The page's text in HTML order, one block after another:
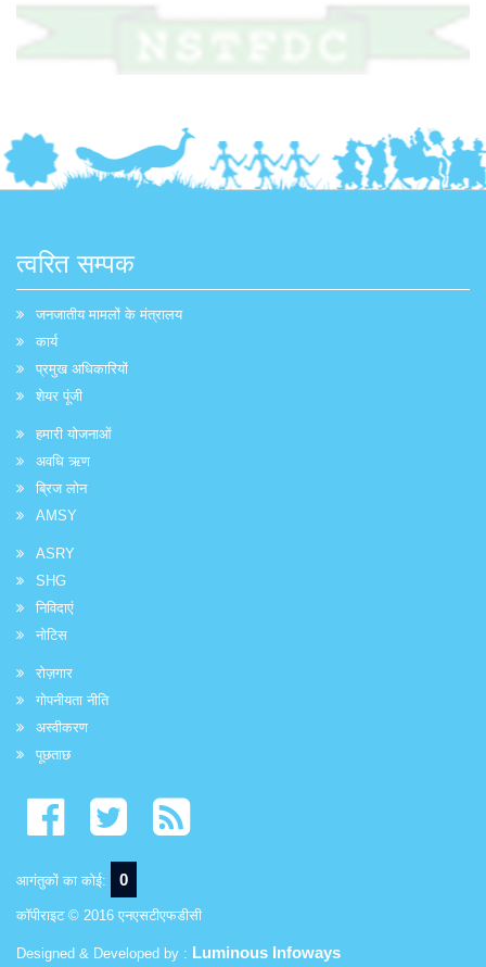
त्वरित सम्पक
जनजातीय मामलों के मंत्रालय
कार्य
प्रमुख अधिकारियों
शेयर पूंजी
हमारी योजनाओं
अवधि ऋण
ब्रिज लोन
AMSY
ASRY
SHG
निविदाएं
नोटिस
रोज़गार
गोपनीयता नीति
अस्वीकरण
पूछताछ
आगंतुकों का कोई: 0
कॉपीराइट © 2016 एनएसटीएफडीसी
Designed & Developed by : Luminous Infoways